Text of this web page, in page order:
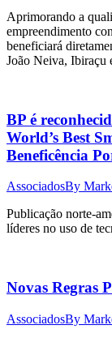
Aprimorando a
empreendimento
beneficiará
João Neiva, Ibiraçu
BP é
World’s Best
Beneficência
AssociadosBy
Publicação norte-
líderes no uso de
Novas Regras
AssociadosBy